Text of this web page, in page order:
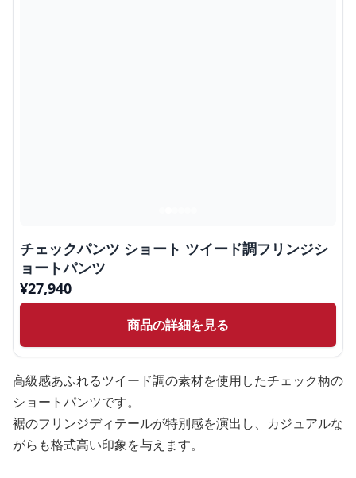
チェックパンツ ショート ツイード調フリンジシ
ョートパンツ
¥27,940
商品の詳細を見る
高級感あふれるツイード調の素材を使用したチェック柄の
ショートパンツです。
裾のフリンジディテールが特別感を演出し、カジュアルな
がらも格式高い印象を与えます。